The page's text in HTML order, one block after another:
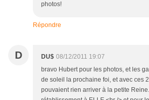
photos!
Répondre
D DU$ 08/12/2011 19:07
bravo Hubert pour les photos, et les
de soleil la prochaine foi, et avec ces
pouvaient rien arriver à la petite